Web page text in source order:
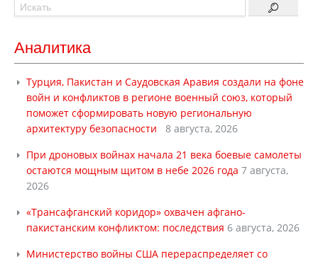
Аналитика
Турция, Пакистан и Саудовская Аравия создали на фоне
войн и конфликтов в регионе военный союз, который
поможет сформировать новую региональную
архитектуру безопасности
8 августа, 2026
При дроновых войнах начала 21 века боевые самолеты
остаются мощным щитом в небе 2026 года 7 августа,
2026
«Трансафганский коридор» охвачен афгано-
пакистанским конфликтом: последствия 6 августа, 2026
Министерство войны США перераспределяет со